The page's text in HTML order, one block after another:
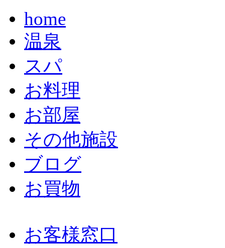
home
温泉
スパ
お料理
お部屋
その他施設
ブログ
お買物
お客様窓口